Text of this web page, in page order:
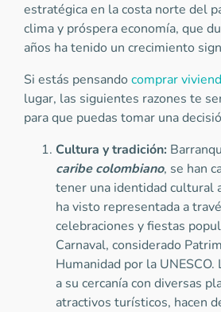
estratégica en la costa norte del
clima y próspera economía, que
años ha tenido un crecimiento
Si estás pensandocomprar
lugar, las siguientes razones te
para que puedas tomar una
Cultura y tradición:
caribe colombiano, se han
tener una identidad cultural
ha visto representada a
celebraciones y fiestas
Carnaval, considerado
Humanidad por la
a su cercanía con diversas
atractivos turísticos, hacen